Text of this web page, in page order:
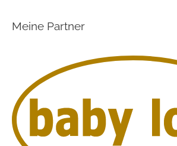
Meine Partner